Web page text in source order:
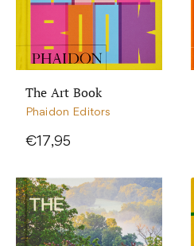
The Art Book
Phaidon Editors
€17,95